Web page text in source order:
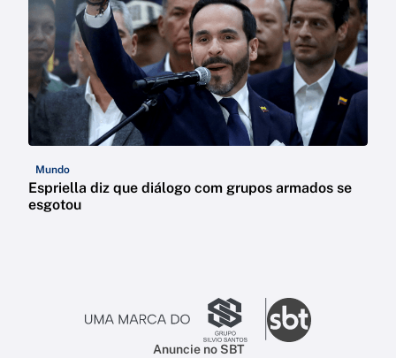
Mundo
Espriella diz que diálogo com grupos armados se
esgotou
Anuncie no SBT